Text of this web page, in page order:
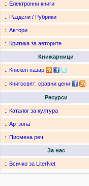
:. Електронни книги
:. Раздели / Рубрики
:. Автори
:. Критика за авторите
Книжарници
:. Книжен пазар
:. Книгосвят: сравни цени
Ресурси
:. Каталог за култура
:. Артзона
:. Писмена реч
За нас
:. Всичко за LiterNet